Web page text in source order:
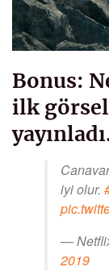
Bonus:
ilk
iyi olur.
—
2019